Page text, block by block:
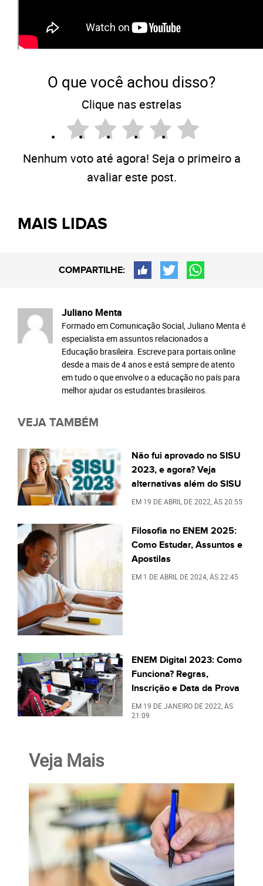
O que você achou disso?
Clique nas estrelas
Nenhum voto até agora! Seja o primeiro a
avaliar este post.
MAIS LIDAS
COMPARTILHE:
Juliano Menta
Formado em Comunicação Social, Juliano Menta é
especialista em assuntos relacionados a
Educação brasileira. Escreve para portais online
desde a mais de 4 anos e está sempre de atento
em tudo o que envolve o a educação no país para
melhor ajudar os estudantes brasileiros.
VEJA TAMBÉM
Não fui aprovado no SISU
2023, e agora? Veja
alternativas além do SISU
EM 19 DE ABRIL DE 2022 , ÀS20:55
Filosofia no ENEM 2025:
Como Estudar, Assuntos e
Apostilas
EM 1 DE ABRIL DE 2024 , ÀS22:45
ENEM Digital 2023: Como
Funciona? Regras,
Inscrição e Data da Prova
EM 19 DE JANEIRO DE 2022, ÀS
21:09
Veja Mais